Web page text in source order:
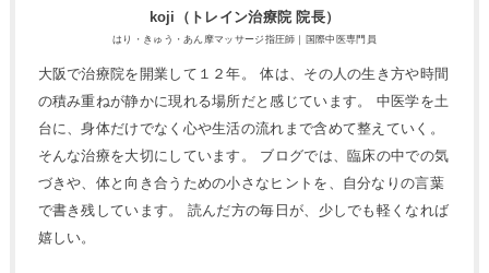
koji（トレ​イン治療院 院長）
はり・きゅう・あん摩マッサージ指圧師｜国際中医専門員
大阪で治療院を開業して１２年。 体は、その人の生き方や時間
の積み重ねが静かに現れる場所だと感じています。 中医学を土
台に、身体だけでなく心や生活の流れまで含めて整えていく。
そんな治療を大切にしています。 ブログでは、臨床の中での気
づきや、体と向き合うための小さなヒントを、自分なりの言葉
で書き残しています。 読んだ方の毎日が、少しでも軽くなれば
嬉しい。